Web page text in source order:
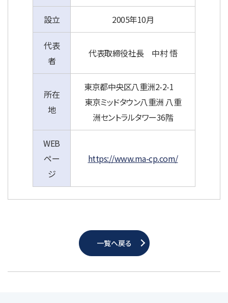
設立 2005年10月
代表
者
代表取締役社長 中村 悟
所在
地
東京都中央区八重洲2-2-1
東京ミッドタウン八重洲 八重
洲セントラルタワー36階
WEB
ペー
ジ
https://www.ma-cp.com/
一覧へ戻る